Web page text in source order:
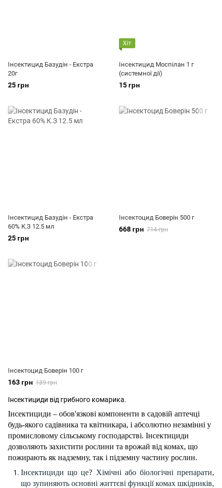
Інсектицид Базудін - Екстра
20г
25 грн
Хіт
Інсектицид Моспілан 1 г
(системної дії)
15 грн
Інсектицид Базудін - Екстра
60% К.З 12.5 мл
25 грн
Інсектоцид Боверін 500 г
668 грн 714 грн
Інсектоцид Боверін 100 г
163 грн 189 грн
Інсектициди від грибного комарика.
Інсектициди – обов'язкові компоненти в садовій аптечці
будь-якого садівника та квітникара, і абсолютно незамінні у
промисловому сільському господарстві. Інсектициди
дозволяють захистити рослини та врожай від комах, що
пожирають як надземну, так і підземну частину рослин.
Інсектициди що це? Хімічні або біологічні препарати,
що зупиняють основні життєві функції комах шкідників,